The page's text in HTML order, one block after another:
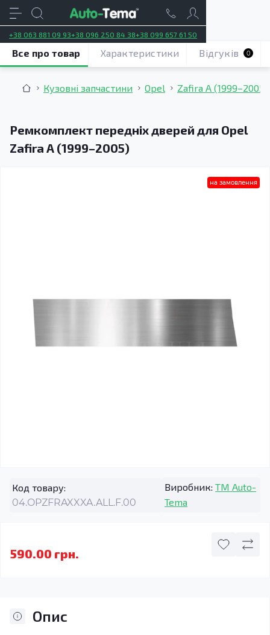
+38 063 881 09 93+38 096 250 84 38+38 099 657 61 50
Кузовні запчастини Opel Zafira A (1999–2005)
Ремкомплект передніх дверей для Opel
Zafira A (1999–2005)
Все про товар Характеристики Відгуків 0
на замовлення
Код товару:
04.OPZFRAXXXA.ALL.F.00
Виробник: TM Auto-
Tema
590.00 грн.
Опис